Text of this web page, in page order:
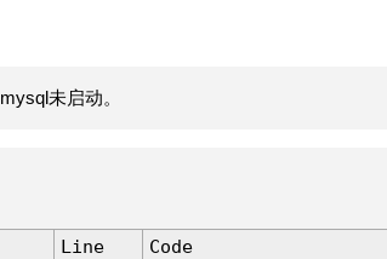
未启动。
Line
Code